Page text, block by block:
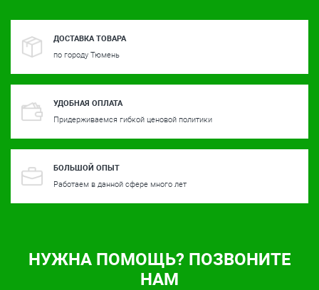
ДОСТАВКА ТОВАРА
по городу Тюмень
УДОБНАЯ ОПЛАТА
Придерживаемся гибкой ценовой политики
БОЛЬШОЙ ОПЫТ
Работаем в данной сфере много лет
НУЖНА ПОМОЩЬ? ПОЗВОНИТЕ
НАМ